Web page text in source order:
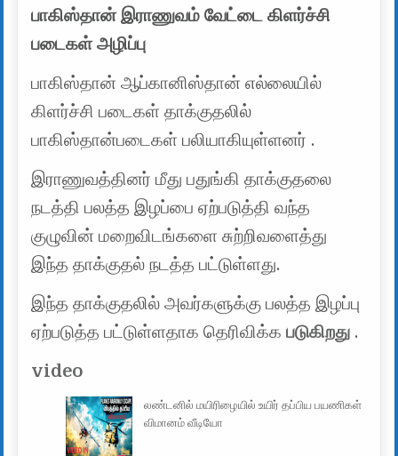
பாகிஸ்தான் இராணுவம் வேட்டை கிளர்ச்சி
படைகள் அழிப்பு
பாகிஸ்தான் ஆப்கானிஸ்தான் எல்லையில்
கிளர்ச்சி படைகள் தாக்குதலில்
பாகிஸ்தான்படைகள் பலியாகியுள்ளனர் .
இராணுவத்தினர் மீது பதுங்கி தாக்குதலை
நடத்தி பலத்த இழப்பை ஏற்படுத்தி வந்த
குழுவின் மறைவிடங்களை சுற்றிவளைத்து
இந்த தாக்குதல் நடத்த பட்டுள்ளது.
இந்த தாக்குதலில் அவர்களுக்கு பலத்த இழப்பு
ஏற்படுத்த பட்டுள்ளதாக தெரிவிக்கபடுகிறது .
video
லண்டனில் மயிரிழையில் உயிர் தப்பிய பயணிகள்
விமானம் வீடியோ